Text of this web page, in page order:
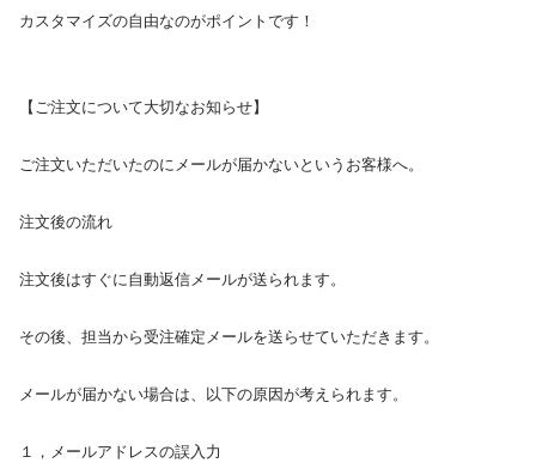
カスタマイズの自由なのがポイントです！
【ご注文について大切なお知らせ】
ご注文いただいたのにメールが届かないというお客様へ。
注文後の流れ
注文後はすぐに自動返信メールが送られます。
その後、担当から受注確定メールを送らせていただきます。
メールが届かない場合は、以下の原因が考えられます。
１，メールアドレスの誤入力